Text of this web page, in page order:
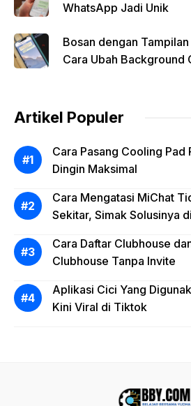
WhatsApp Jadi Unik
Bosan dengan
Cara Ubah Background
Artikel Populer
Cara Pasang Cooling
Dingin Maksimal
Cara Mengatasi MiChat
Sekitar, Simak Solusinya
Cara Daftar Clubhouse
Clubhouse Tanpa Invite
Aplikasi Cici Yang
Kini Viral di Tiktok